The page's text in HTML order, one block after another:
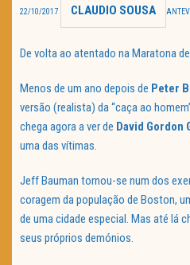
TRAILER DO DIA
22/10/2017 CLAUDIO SOUSA
De volta ao atentado na Maratona
Menos de um ano depois de Peter
versão (realista) da “caça ao
chega agora a ver de David Gordon
uma das vítimas.
Jeff Bauman tornou-se num dos
coragem da população de Boston,
de uma cidade especial. Mas até lá
seus próprios demónios.